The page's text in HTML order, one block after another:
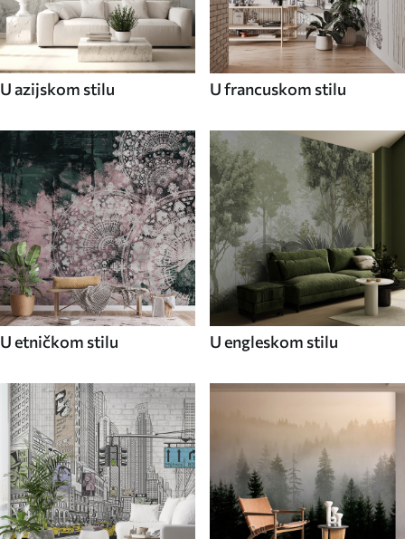
U azijskom stilu U francuskom stilu
U etničkom stilu U engleskom stilu